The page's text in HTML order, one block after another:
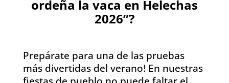
ordeña la vaca en Helechas
2026”?
Prepárate para una de las pruebas
más divertidas del verano! En nuestras